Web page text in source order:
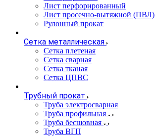
Лист перфорированный
Лист просечно-вытяжной (ПВЛ)
Рулонный прокат
Сетка металлическая
Сетка плетеная
Сетка сварная
Сетка тканая
Сетка ЦПВС
Трубный прокат
Труба электросварная
Труба профильная
Труба бесшовная
Труба ВГП